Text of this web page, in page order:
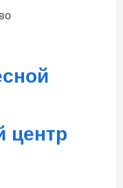
центр